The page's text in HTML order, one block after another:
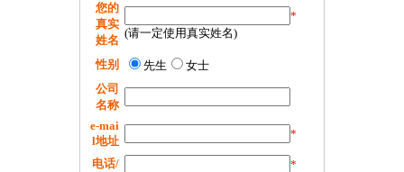
您的
真实
姓名
*
(请一定使用真实姓名)
性别 先生
女士
公司
名称
e-mai
l地址
*
电话/
*